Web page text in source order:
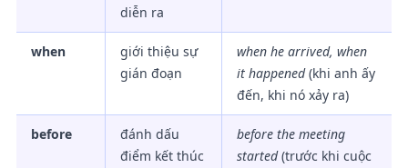
diễn ra
when
giới thiệu sự
gián đoạn
when he arrived, when
it happened(khi anh ấy
đến, khi nó xảy ra)
before
đánh dấu
điểm kết thúc
before the meeting
started(trước khi cuộc